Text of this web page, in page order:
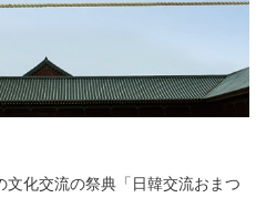
化交流の祭典「日韓交流おまつ